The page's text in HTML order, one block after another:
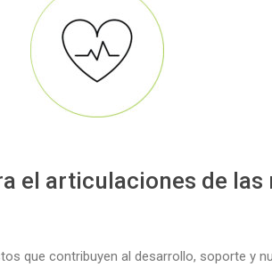
el articulaciones de las
que contribuyen al desarrollo, soporte y